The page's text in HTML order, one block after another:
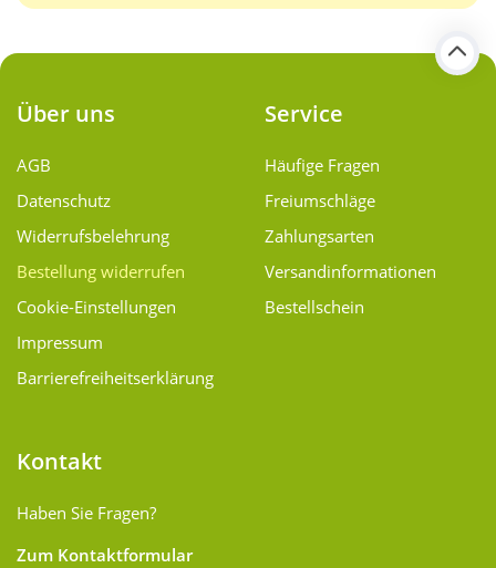
Über uns
AGB
Datenschutz
Widerrufsbelehrung
Bestellung widerrufen
Cookie-Einstellungen
Impressum
Barrierefreiheitserklärung
Service
Häufige Fragen
Freiumschläge
Zahlungsarten
Versand­informationen
Bestellschein
Kontakt
Haben Sie Fragen?
Zum Kontaktformular